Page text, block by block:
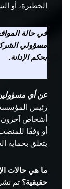
الخطيرة، أو
في حالة
مسؤولي الشركة
بحكم الإدانة.
عن أي
رئيس المؤسسة
أشخاص آخرون،
أو وفقًا
يتعلق بحماية
ما هي حالات
حقيقية؟ تم